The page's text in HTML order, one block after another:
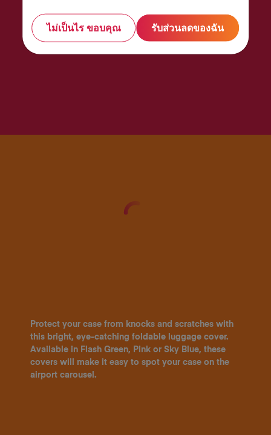
ไม่เป็นไร ขอบคุณ รับส่วนลดของฉัน
Protect your case from knocks and scratches with
this bright, eye-catching foldable luggage cover.
Available in Flash Green, Pink or Sky Blue, these
covers will make it easy to spot your case on the
airport carousel.